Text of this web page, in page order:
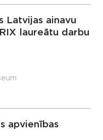
Latvijas ainavu
laureātu darbu
apvienības